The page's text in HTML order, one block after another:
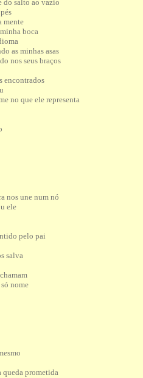
do salto ao vazio
mente
boca
as minhas asas
nos seus braços
encontrados
no que ele representa
nos une num nó
ele
pelo pai
salva
nome
queda prometida